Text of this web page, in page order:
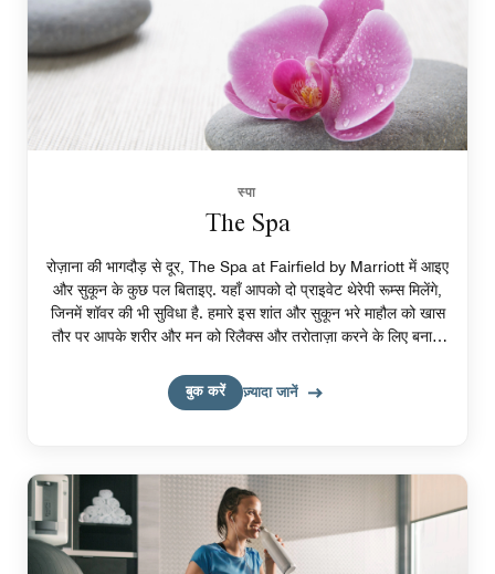
स्पा
The Spa
रोज़ाना की भागदौड़ से दूर, The Spa at Fairfield by Marriott में आइए
और सुकून के कुछ पल बिताइए. यहाँ आपको दो प्राइवेट थेरेपी रूम्स मिलेंगे,
जिनमें शॉवर की भी सुविधा है. हमारे इस शांत और सुकून भरे माहौल को खास
तौर पर आपके शरीर और मन को रिलैक्स और तरोताज़ा करने के लिए बनाया
बुक करें
ज़्यादा जानें